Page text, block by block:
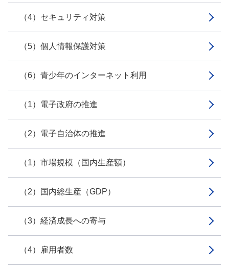
（4）セキュリティ対策
（5）個人情報保護対策
（6）青少年のインターネット利用
（1）電子政府の推進
（2）電子自治体の推進
（1）市場規模（国内生産額）
（2）国内総生産（GDP）
（3）経済成長への寄与
（4）雇用者数